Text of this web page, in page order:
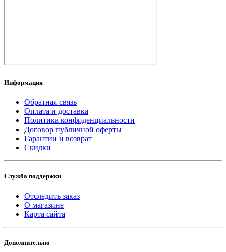
Информация
Обратная связь
Оплата и доставка
Политика конфиденциальности
Договор публичной оферты
Гарантии и возврат
Скидки
Служба поддержки
Отследить заказ
О магазине
Карта сайта
Дополнительно